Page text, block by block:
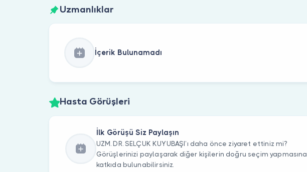
Uzmanlıklar
İçerik Bulunamadı
Hasta Görüşleri
İlk Görüşü Siz Paylaşın
UZM. DR. SELÇUK KUYUBAŞI’ı daha önce ziyaret ettiniz mi?
Görüşlerinizi paylaşarak diğer kişilerin doğru seçim yapmasına
katkıda bulunabilirsiniz.